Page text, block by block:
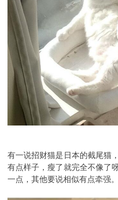
有一说招财猫是日本的截尾猫
有点样子，瘦了就完全不像了
一点，其他要说相似有点牵强。